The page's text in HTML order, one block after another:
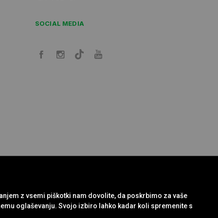
z vsemi piškotki nam dovolite, da poskrbimo za vaše
oglaševanju. Svojo izbiro lahko kadar koli spremenite s
SOCIAL MEDIA